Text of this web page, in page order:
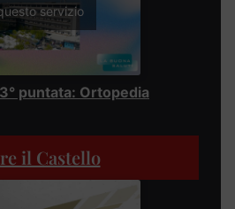
servizio
puntata: Ortopedia
il Castello